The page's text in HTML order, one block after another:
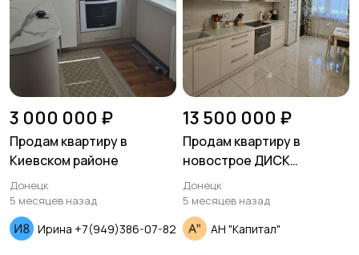
3 000 000 ₽
Продам квартиру в
Киевском районе
Донецк
5 месяцев назад
Ирина +7(949)386-07-82
13 500 000 ₽
Продам квартиру в
новострое ДИСК
проспектаяковского
Донецк
5 месяцев назад
АН "Капитал"